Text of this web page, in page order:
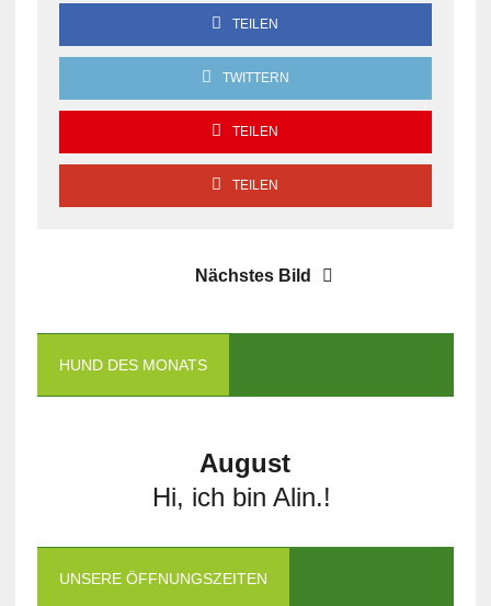
TEILEN
TWITTERN
TEILEN
TEILEN
Nächstes Bild
HUND DES MONATS
August
Hi, ich bin Alin.!
UNSERE ÖFFNUNGSZEITEN